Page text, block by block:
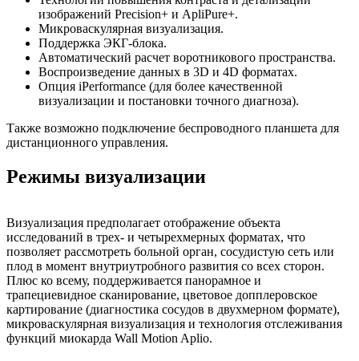
изображений Precision+ и ApliPure+.
Микроваскулярная визуализация.
Поддержка ЭКГ-блока.
Автоматический расчет воротникового пространства.
Воспроизведение данных в 3D и 4D форматах.
Опция iPerformance (для более качественной
визуализации и постановки точного диагноза).
Также возможно подключение беспроводного планшета для
дистанционного управления.
Режимы визуализации
Визуализация предполагает отображение объекта
исследований в трех- и четырехмерных форматах, что
позволяет рассмотреть больной орган, сосудистую сеть или
плод в момент внутриутробного развития со всех сторон.
Плюс ко всему, поддерживается панорамное и
трапециевидное сканирование, цветовое допплеровское
картирование (диагностика сосудов в двухмерном формате),
микроваскулярная визуализация и технология отслеживания
функций миокарда Wall Motion Aplio.